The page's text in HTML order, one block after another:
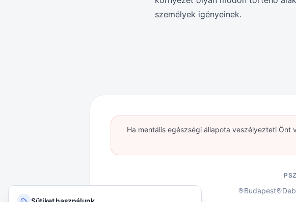
személyek igényeinek.
Ha mentális egészségi állapota veszélyezteti
Budapest